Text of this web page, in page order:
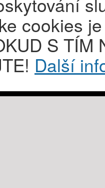
cookies
S TÍM
Další